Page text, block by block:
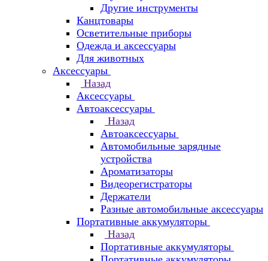
Другие инструменты
Канцтовары
Осветительные приборы
Одежда и аксессуары
Для животных
Аксессуары
Назад
Аксессуары
Автоаксессуары
Назад
Автоаксессуары
Автомобильные зарядные
устройства
Ароматизаторы
Видеорегистраторы
Держатели
Разные автомобильные аксессуары
Портативные аккумуляторы
Назад
Портативные аккумуляторы